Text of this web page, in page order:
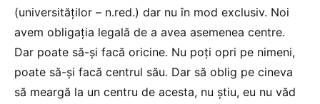
(universităților – n.red.) dar nu în mod exclusiv. Noi
avem obligația legală de a avea asemenea centre.
Dar poate să-și facă oricine. Nu poți opri pe nimeni,
poate să-și facă centrul său. Dar să oblig pe cineva
să meargă la un centru de acesta, nu știu, eu nu văd